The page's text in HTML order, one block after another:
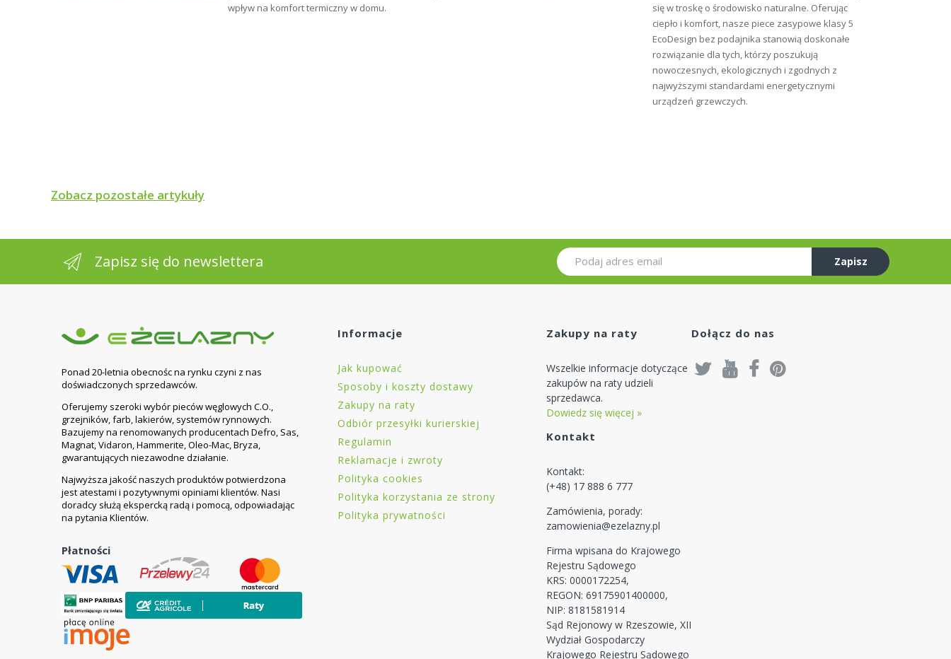
wpływ na komfort termiczny w domu.
się w troskę o środowisko naturalne. Oferując
ciepło i komfort, nasze piece zasypowe klasy 5
EcoDesign bez podajnika stanowią doskonałe
rozwiązanie dla tych, którzy poszukują
nowoczesnych, ekologicznych i zgodnych z
najwyższymi standardami energetycznymi
urządzeń grzewczych.
Zobacz pozostałe artykuły
Zapisz się do newslettera
Zapisz
się
Ponad 20-letnia obecnośc na rynku czyni z nas
doświadczonych sprzedawców.
Oferujemy szeroki wybór pieców węglowych C.O.,
grzejników, farb, lakierów, systemów rynnowych.
Bazujemy na renomowanych producentach Defro, Sas,
Magnat, Vidaron, Hammerite, Oleo-Mac, Bryza,
gwarantujących niezawodne działanie.
Najwyższa jakość naszych produktów potwierdzona
jest atestami i pozytywnymi opiniami klientów. Nasi
doradcy służą ekspercką radą i pomocą, odpowiadając
na pytania Klientów.
Płatności
Informacje
Jak kupować
Sposoby i koszty dostawy
Zakupy na raty
Odbiór przesyłki kurierskiej
Regulamin
Reklamacje i zwroty
Polityka cookies
Polityka korzystania ze strony
Polityka prywatności
Zakupy na raty
Wszelkie informacje dotyczące
zakupów na raty udzieli
sprzedawca.
Dowiedz się więcej »
Kontakt
Kontakt:
(+48) 17 888 6 777
Zamówienia, porady:
zamowienia@ezelazny.pl
Firma wpisana do Krajowego
Rejestru Sądowego
KRS: 0000172254,
REGON: 69175901400000,
NIP: 8181581914
Sąd Rejonowy w Rzeszowie, XII
Wydział Gospodarczy
Krajowego Rejestru Sądowego
Dołącz do nas